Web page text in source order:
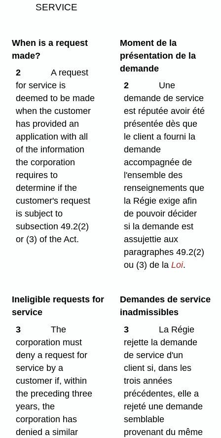
SERVICE
When is a request
made?
2
A request
for service is
deemed to be made
when the customer
has provided an
application with all
of the information
the corporation
requires to
determine if the
customer's request
is subject to
subsection 49.2(2)
or (3) of the Act.
Moment de la
présentation de la
demande
2
Une
demande de service
est réputée avoir été
présentée dès que
le client a fourni la
demande
accompagnée de
l'ensemble des
renseignements que
la Régie exige afin
de pouvoir décider
si la demande est
assujettie aux
paragraphes 49.2(2)
ou (3) de laLoi.
Ineligible requests for
service
3
The
corporation must
deny a request for
service by a
customer if, within
the preceding three
years, the
corporation has
denied a similar
Demandes de service
inadmissibles
3
La Régie
rejette la demande
de service d'un
client si, dans les
trois années
précédentes, elle a
rejeté une demande
semblable
provenant du même